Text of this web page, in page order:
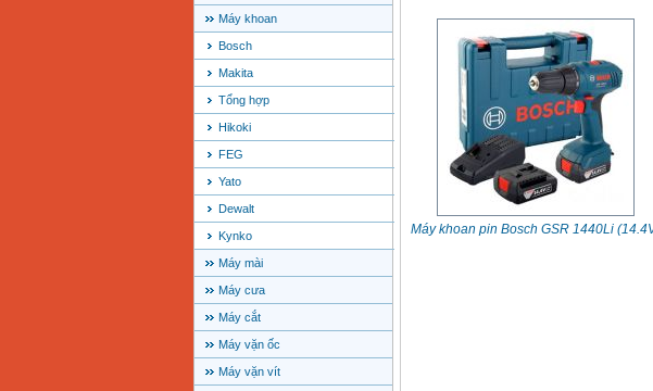
Máy khoan
Bosch
Makita
Tổng hợp
Hikoki
FEG
Yato
Dewalt
Kynko
Máy mài
Máy cưa
Máy cắt
Máy vặn ốc
Máy vặn vít
Máy khoan pin Bosch GSR 1440Li